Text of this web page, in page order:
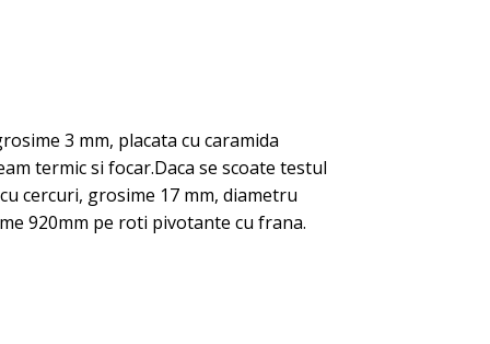
3 mm, placata cu caramida
termic si focar.Daca se scoate testul
cercuri, grosime 17 mm, diametru
920mm pe roti pivotante cu frana.